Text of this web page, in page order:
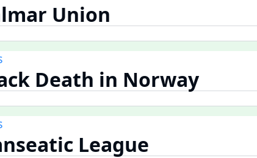
Union
Death in Norway
League